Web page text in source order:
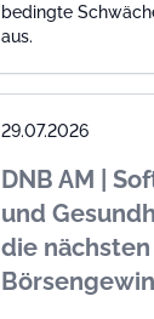
bedingte
aus.
29.07.2026
DNB AM |
und
die nächsten